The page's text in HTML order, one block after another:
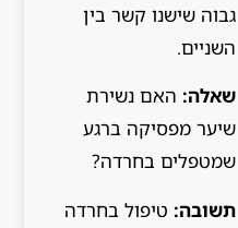
גבוה שישנו קשר בין
השניים.
שאלה: האם נשירת
שיער מפסיקה ברגע
שמטפלים בחרדה?
תשובה: טיפול בחרדה